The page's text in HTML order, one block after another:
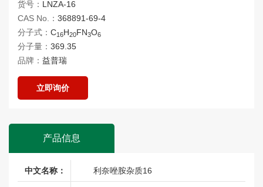
罗沙司他杂质
罗替戈汀杂质
麦考酚杂质
美托洛尔杂质
奈莫雷生杂质
帕拉米韦杂质
普拉洛芬杂质
货号： LNZA-16
CAS No.： 368891-69-4
分子式： C16H20FN3O6
分子量： 369.35
品牌： 益普瑞
立即询价
产品信息
中文名称： 利奈唑胺杂质16